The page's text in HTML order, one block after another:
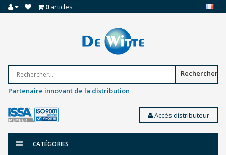
0articles
Rechercher
Partenaire innovant de la distribution
Accès distributeur
CATÉGORIES